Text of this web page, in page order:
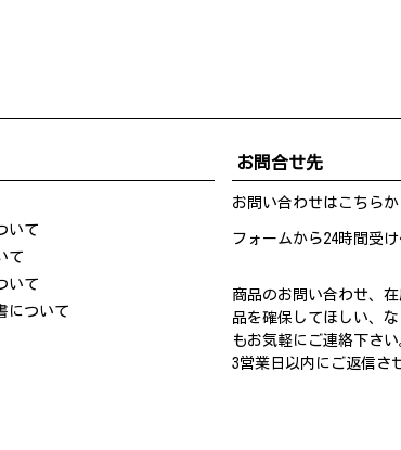
いて
て
いて
について
お問合せ先
お問い合わせは こちら
フォームから24時間受け
商品のお問い合わせ、
品を確保してほしい、
もお気軽にご連絡下さい
3営業日以内にご返信さ